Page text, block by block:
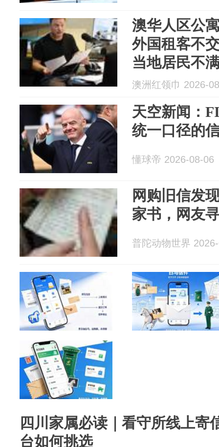
澳华人区公
外国租客不
当地居民不
澳洲红领巾 2026-
天空新闻：
统一口径的
懂球帝 2026-08-06
网购旧信发
家书，网友
普陀动物世界
四川家属必读｜看守所线上寄
台如何挑选